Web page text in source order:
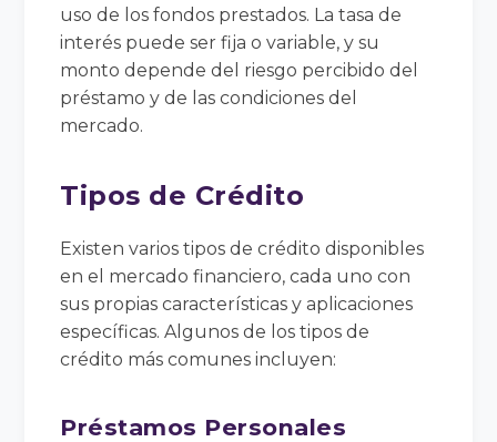
uso de los fondos prestados. La tasa de
interés puede ser fija o variable, y su
monto depende del riesgo percibido del
préstamo y de las condiciones del
mercado.
Tipos de Crédito
Existen varios tipos de crédito disponibles
en el mercado financiero, cada uno con
sus propias características y aplicaciones
específicas. Algunos de los tipos de
crédito más comunes incluyen:
Préstamos Personales